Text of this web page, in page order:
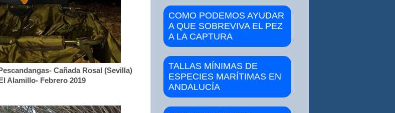
Cañada Rosal (Sevilla)
Alamillo- Febrero 2019
COMO PODEMOS AYUDAR
A QUE SOBREVIVA EL PEZ
A LA CAPTURA
TALLAS MÍNIMAS DE
ESPECIES MARÍTIMAS EN
ANDALUCÍA